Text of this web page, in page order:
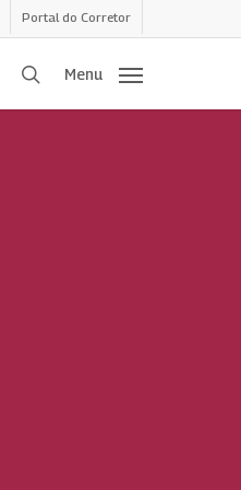
Portal do Corretor
procurar
Menu